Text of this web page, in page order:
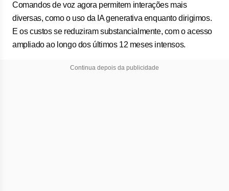
Comandos de voz agora permitem interações mais
diversas, como o uso da IA generativa enquanto dirigimos.
E os custos se reduziram substancialmente, com o acesso
ampliado ao longo dos últimos 12 meses intensos.
Continua depois da publicidade